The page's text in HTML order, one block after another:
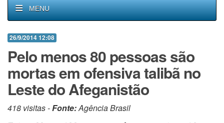
MENU
26/9/2014 12:08
Pelo menos 80 pessoas são
mortas em ofensiva talibã no
Leste do Afeganistão
418 visitas -Fonte:Agência Brasil